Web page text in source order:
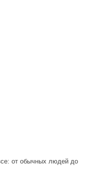
от обычных людей до